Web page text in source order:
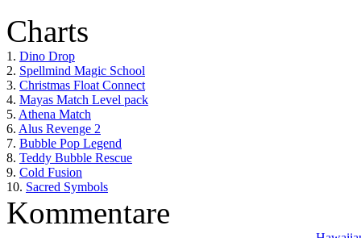
Charts
1. Dino Drop
2. Spellmind Magic School
3. Christmas Float Connect
4. Mayas Match Level pack
5. Athena Match
6. Alus Revenge 2
7. Bubble Pop Legend
8. Teddy Bubble Rescue
9. Cold Fusion
10. Sacred Symbols
Kommentare